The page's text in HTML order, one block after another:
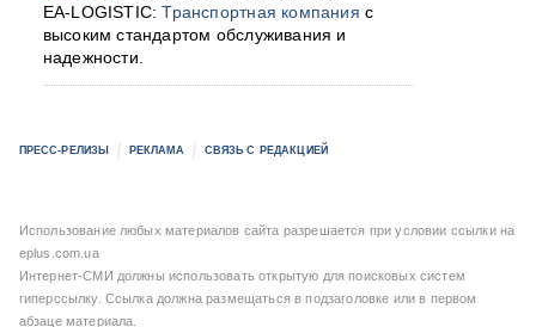
EA-LOGISTIC:Транспортная компания с
высоким стандартом обслуживания и
надежности.
ПРЕСС-РЕЛИЗЫ РЕКЛАМА СВЯЗЬ С РЕДАКЦИЕЙ
Использование любых материалов сайта разрешается при условии ссылки на
eplus.com.ua
Интернет-СМИ должны использовать открытую для поисковых систем
гиперссылку. Ссылка должна размещаться в подзаголовке или в первом
абзаце материала.